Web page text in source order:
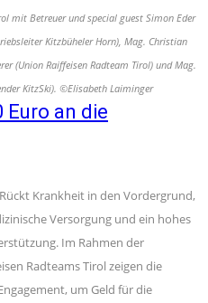
mit Betreuer und special guest Simon Eder
Kitzbüheler Horn), Mag. Christian
(Union Raiffeisen Radteam Tirol) und Mag.
KitzSki). ©Elisabeth Laiminger
Euro an die
Rückt Krankheit in den Vordergrund,
Versorgung und ein hohes
Im Rahmen der
Radteams Tirol zeigen die
um Geld für die